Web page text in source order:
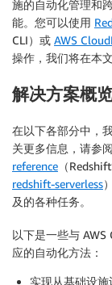
施的自动化管理和
能。您可以使用
CLI）或 AWS
操作，我们将在本
解决方案概
在以下各部分中，
关更多信息，请参阅
reference （
redshift-serverless
及的各种任务。
以下是一些与
应的自动化方法：
实现从基础设